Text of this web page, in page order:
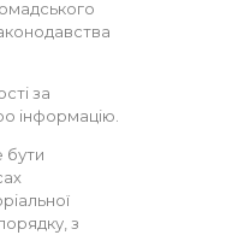
за
інформацію.
бути
з